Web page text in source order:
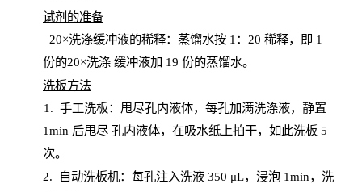
试剂的准备
20×洗涤缓冲液的稀释：蒸馏水按 1：20 稀释，即 1
份的20×洗涤 缓冲液加 19 份的蒸馏水。
洗板方法
1. 手工洗板：甩尽孔内液体，每孔加满洗涤液，静置
1min 后甩尽 孔内液体，在吸水纸上拍干，如此洗板 5
次。
2.
自动洗板机：每孔注入洗液 350 μL，浸泡 1min，洗